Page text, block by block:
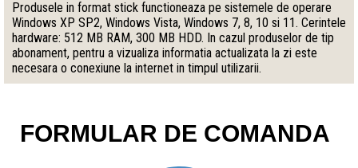
Produsele in format stick functioneaza pe sistemele de operare
Windows XP SP2, Windows Vista, Windows 7, 8, 10 si 11. Cerintele
hardware: 512 MB RAM, 300 MB HDD. In cazul produselor de tip
abonament, pentru a vizualiza informatia actualizata la zi este
necesara o conexiune la internet in timpul utilizarii.
FORMULAR DE COMANDA